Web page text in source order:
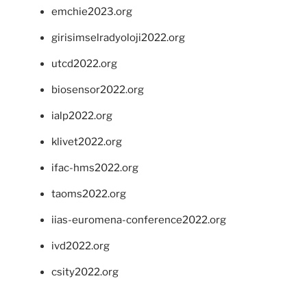
emchie2023.org
girisimselradyoloji2022.org
utcd2022.org
biosensor2022.org
ialp2022.org
klivet2022.org
ifac-hms2022.org
taoms2022.org
iias-euromena-conference2022.org
ivd2022.org
csity2022.org